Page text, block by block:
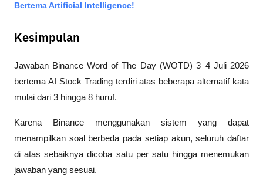
Bertema Artificial Intelligence!
Kesimpulan
Jawaban Binance Word of The Day (WOTD) 3–4 Juli 2026
bertema AI Stock Trading terdiri atas beberapa alternatif kata
mulai dari 3 hingga 8 huruf.
Karena Binance menggunakan sistem yang dapat
menampilkan soal berbeda pada setiap akun, seluruh daftar
di atas sebaiknya dicoba satu per satu hingga menemukan
jawaban yang sesuai.